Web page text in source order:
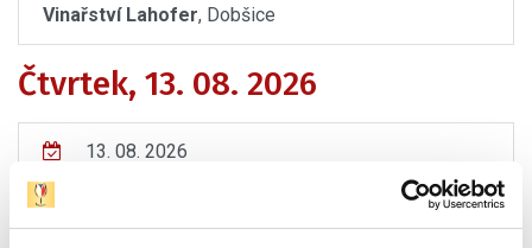
Vinařství Lahofer, Dobšice
Čtvrtek, 13. 08. 2026
13. 08. 2026
Letní procházka Znojmem s ochutnávkou vín,
Znojmo